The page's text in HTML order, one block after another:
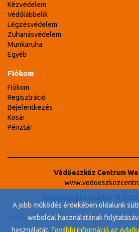
Kézvédelem
Védőlábbelik
Légzésvédelem
Zuhanásvédelem
Munkaruha
Egyéb
Fiókom
Fiókom
Regisztráció
Bejelentkezés
Kosár
Pénztár
Védőeszköz Centrum
Minden jog fenntartva! ©
A jobb működés érdekében oldalunk
weboldal használatának
használatát.További információ az